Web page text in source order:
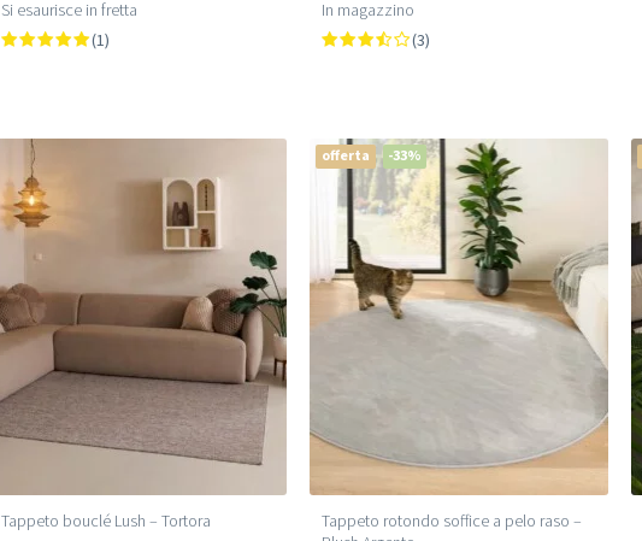
Si esaurisce in fretta
(1)
In magazzino
(3)
Tappeto bouclé Lush – Tortora
offerta -33%
Tappeto rotondo soffice a pelo raso –